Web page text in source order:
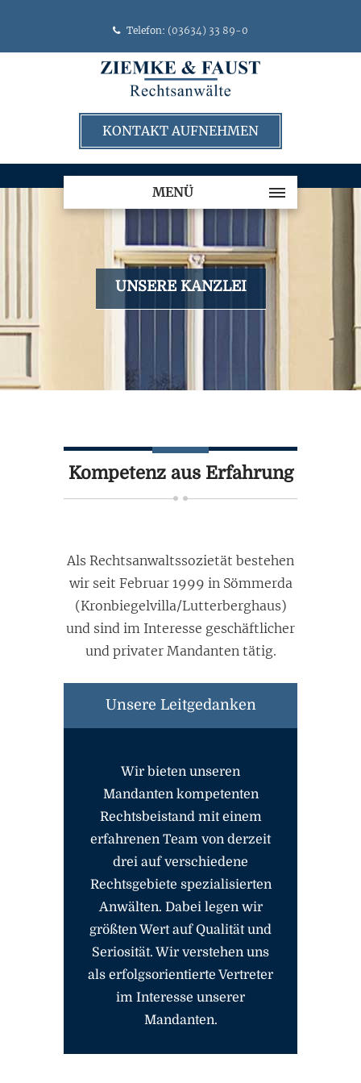
Telefon: (03634) 33 89-0
KONTAKT AUFNEHMEN
MENÜ
UNSERE KANZLEI
Kompetenz aus Erfahrung
Als Rechtsanwaltssozietät bestehen
wir seit Februar 1999 in Sömmerda
(Kronbiegelvilla/Lutterberghaus)
und sind im Interesse geschäftlicher
und privater Mandanten tätig.
Unsere Leitgedanken
Wir bieten unseren
Mandanten kompetenten
Rechtsbeistand mit einem
erfahrenen Team von derzeit
drei auf verschiedene
Rechtsgebiete spezialisierten
Anwälten. Dabei legen wir
größten Wert auf Qualität und
Seriosität. Wir verstehen uns
als erfolgsorientierte Vertreter
im Interesse unserer
Mandanten.